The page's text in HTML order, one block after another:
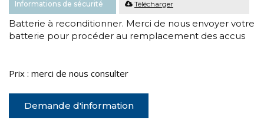
Informations de sécurité Télécharger
Batterie à reconditionner. Merci de nous envoyer votre
batterie pour procéder au remplacement des accus
Prix : merci de nous consulter
Demande d'information